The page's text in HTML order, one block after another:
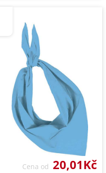
Cena od 20,01Kč